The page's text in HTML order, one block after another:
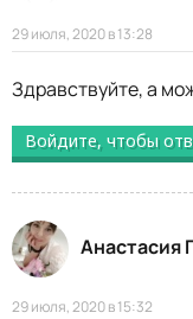
29 июля, 2020 в 13:28
Здравствуйте, а
Войдите, чтобы
Анастасия
29 июля, 2020 в 15:32